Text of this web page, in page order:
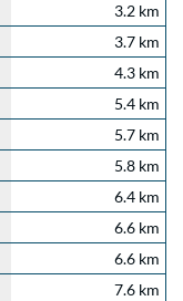
3.2 km
3.7 km
4.3 km
5.4 km
5.7 km
5.8 km
6.4 km
6.6 km
6.6 km
7.6 km